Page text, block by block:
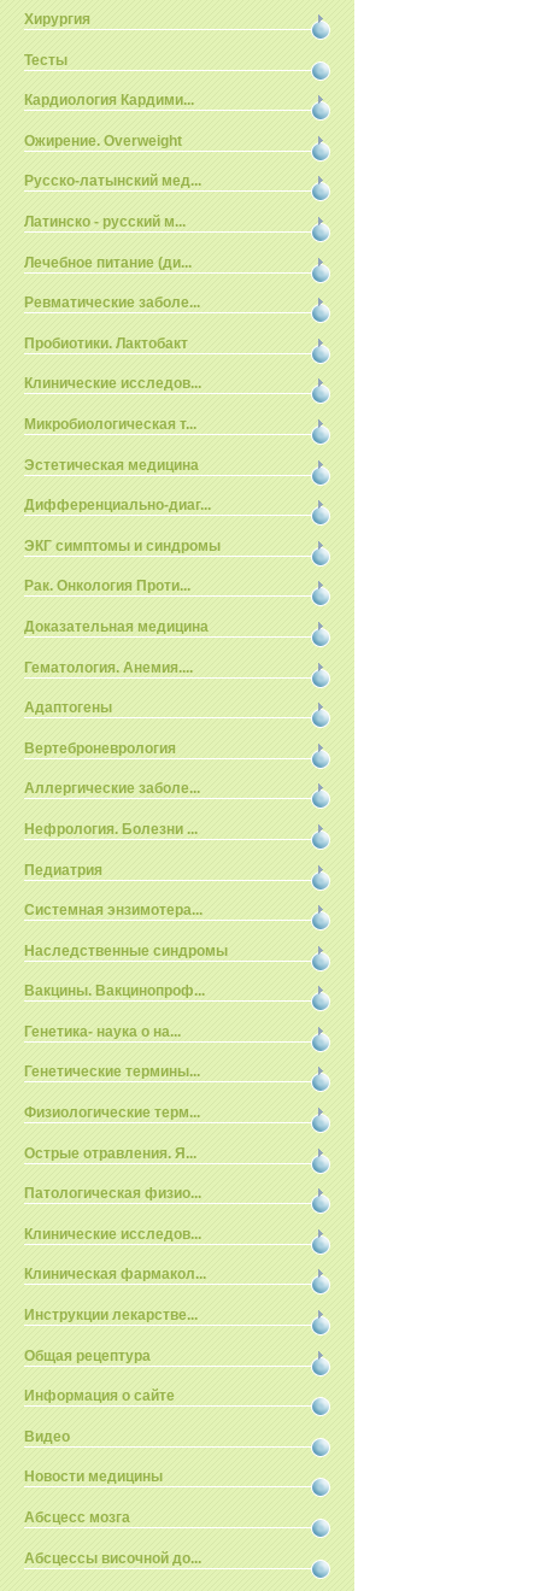
Хирургия
Тесты
Кардиология Кардими...
Ожирение. Overweight
Русско-латынский мед...
Латинско - русский м...
Лечебное питание (ди...
Ревматические заболе...
Пробиотики. Лактобакт
Клинические исследов...
Микробиологическая т...
Эстетическая медицина
Дифференциально-диаг...
ЭКГ симптомы и синдромы
Рак. Онкология Проти...
Доказательная медицина
Гематология. Анемия....
Адаптогены
Вертеброневрология
Аллергические заболе...
Нефрология. Болезни ...
Педиатрия
Системная энзимотера...
Наследственные синдромы
Вакцины. Вакцинопроф...
Генетика- наука о на...
Генетические термины...
Физиологические терм...
Острые отравления. Я...
Патологическая физио...
Клинические исследов...
Клиническая фармакол...
Инструкции лекарстве...
Общая рецептура
Информация о сайте
Видео
Новости медицины
Абсцесс мозга
Абсцессы височной до...